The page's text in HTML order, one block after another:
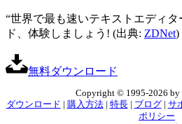
“世界で最も速いテキストエディ
ド、体験しましょう! (出典: ZDNet)
無料ダウンロード
Copyright © 1995-2026 by
ダウンロード
購入方法| 特長| ブログ| サ
ポリシー